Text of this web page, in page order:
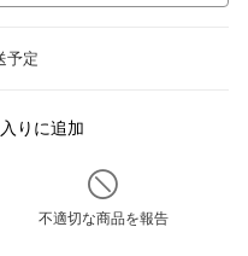
予定
りに追加
不適切な商品を報告